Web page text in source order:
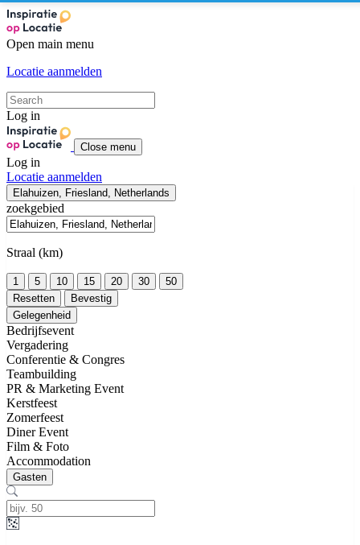
Open main menu
Locatie aanmelden
Log in
Close menu
Log in
Locatie aanmelden
Elahuizen, Friesland, Netherlands
zoekgebied
Straal (km)
1 5 10 15 20 30
50
Resetten
Bevestig
Gelegenheid
Bedrijfsevent
Vergadering
Conferentie & Congres
Teambuilding
PR & Marketing Event
Kerstfeest
Zomerfeest
Diner Event
Film & Foto
Accommodation
Gasten